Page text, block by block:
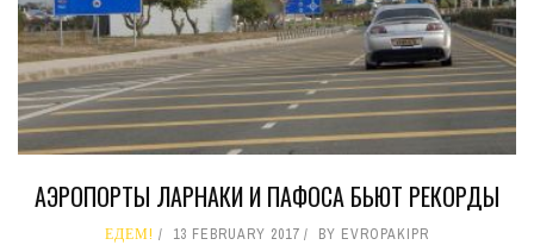
АЭРОПОРТЫ ЛАРНАКИ И ПАФОСА БЬЮТ РЕКОРДЫ
ЕДЕМ! 13 FEBRUARY 2017 BY EVROPAKIPR